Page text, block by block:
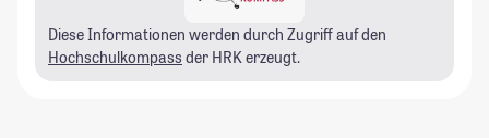
Diese Informationen werden durch Zugriff auf den
Hochschulkompass der HRK erzeugt.